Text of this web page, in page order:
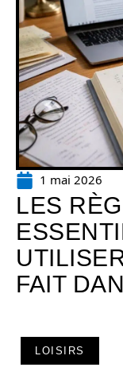
1 mai 2026
LES
FAIT
LOISIRS